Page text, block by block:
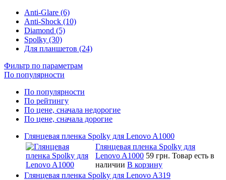
Anti-Glare (6)
Anti-Shock (10)
Diamond (5)
Spolky (30)
Для планшетов (24)
Фильтр по параметрам
По популярности
По популярности
По рейтингу
По цене, сначала недорогие
По цене, сначала дорогие
Глянцевая пленка Spolky для Lenovo A1000
Глянцевая пленка Spolky для
Lenovo A1000 59 грн. Товар есть в
наличии В корзину
Глянцевая пленка Spolky для Lenovo A319